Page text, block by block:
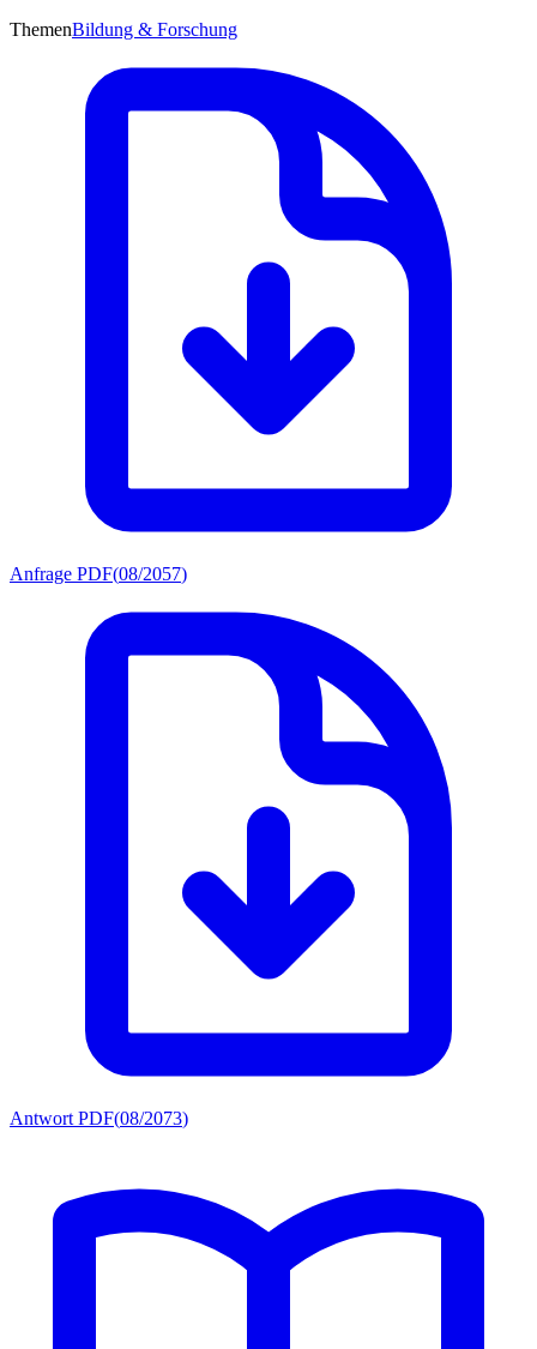
ThemenBildung & Forschung
Anfrage PDF(08/2057)
Antwort PDF(08/2073)